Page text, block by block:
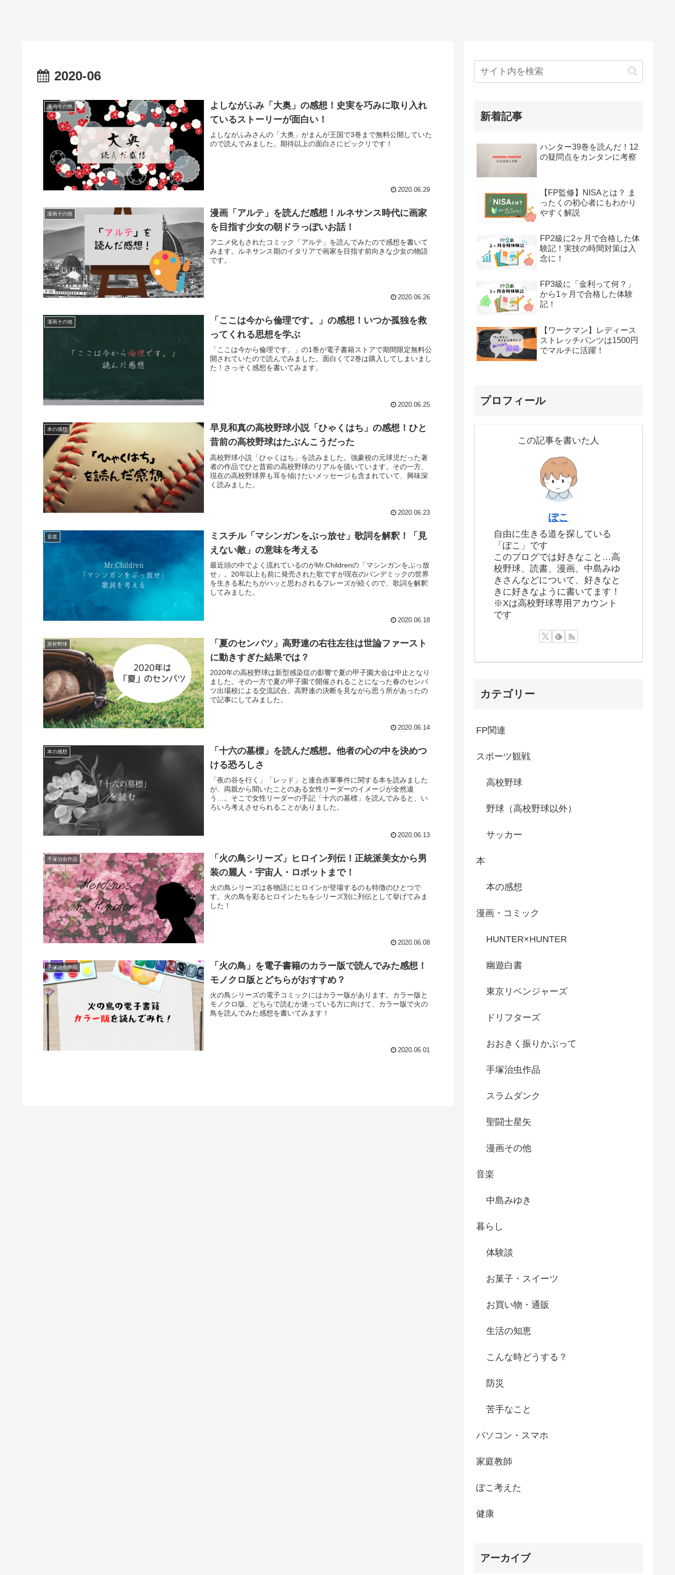
2020-06
漫画その他
よしながふみ「大奥」の感想！史実を巧みに取り入れ
ているストーリーが面白い！
よしながふみさんの「大奥」がまんが王国で3巻まで無料公開していた
ので読んでみました。期待以上の面白さにビックリです！
2020.06.29
漫画その他
漫画「アルテ」を読んだ感想！ルネサンス時代に画家
を目指す少女の朝ドラっぽいお話！
アニメ化もされたコミック「アルテ」を読んでみたので感想を書いて
みます。ルネサンス期のイタリアで画家を目指す前向きな少女の物語
です。
2020.06.26
漫画その他
「ここは今から倫理です。」の感想！いつか孤独を救
ってくれる思想を学ぶ
「ここは今から倫理です。」の1巻が電子書籍ストアで期間限定無料公
開されていたので読んでみました。面白くて2巻は購入してしまいまし
た！さっそく感想を書いてみます。
2020.06.25
本の感想
早見和真の高校野球小説「ひゃくはち」の感想！ひと
昔前の高校野球はたぶんこうだった
高校野球小説「ひゃくはち」を読みました。強豪校の元球児だった著
者の作品でひと昔前の高校野球のリアルを描いています。その一方、
現在の高校野球界も耳を傾けたいメッセージも含まれていて、興味深
く読みました。
2020.06.23
音楽
ミスチル「マシンガンをぶっ放せ」歌詞を解釈！「見
えない敵」の意味を考える
最近頭の中でよく流れているのがMr.Childrenの「マシンガンをぶっ放
せ」。20年以上も前に発売された歌ですが現在のパンデミックの世界
を生きる私たちがハッと思わされるフレーズが続くので、歌詞を解釈
してみました。
2020.06.18
高校野球
「夏のセンバツ」高野連の右往左往は世論ファースト
に動きすぎた結果では？
2020年の高校野球は新型感染症の影響で夏の甲子園大会は中止となり
ました。その一方で夏の甲子園で開催されることになった春のセンバ
ツ出場校による交流試合。高野連の決断を見ながら思う所があったの
で記事にしてみました。
2020.06.14
本の感想
「十六の墓標」を読んだ感想。他者の心の中を決めつ
ける恐ろしさ
「夜の谷を行く」「レッド」と連合赤軍事件に関する本を読みました
が、両親から聞いたことのある女性リーダーのイメージが全然違
う…。そこで女性リーダーの手記「十六の墓標」を読んでみると、い
ろいろ考えさせられることがありました。
2020.06.13
手塚治虫作品
「火の鳥シリーズ」ヒロイン列伝！正統派美女から男
装の麗人・宇宙人・ロボットまで！
火の鳥シリーズは各物語にヒロインが登場するのも特徴のひとつで
す。火の鳥を彩るヒロインたちをシリーズ別に列伝として挙げてみま
した！
2020.06.08
手塚治虫作品
「火の鳥」を電子書籍のカラー版で読んでみた感想！
モノクロ版とどちらがおすすめ？
火の鳥シリーズの電子コミックにはカラー版があります。カラー版と
モノクロ版、どちらで読むか迷っている方に向けて、カラー版で火の
鳥を読んでみた感想を書いてみます！
2020.06.01
新着記事
ハンター39巻を読んだ！12
の疑問点をカンタンに考察
【FP監修】NISAとは？ ま
ったくの初心者にもわかり
やすく解説
FP2級に2ヶ月で合格した体
験記！実技の時間対策は入
念に！
FP3級に「金利って何？」
から1ヶ月で合格した体験
記！
【ワークマン】レディース
ストレッチパンツは1500円
でマルチに活躍！
プロフィール
この記事を書いた人
ぽこ
自由に生きる道を探している
「ぽこ」です
このブログでは好きなこと…高
校野球、読書、漫画、中島みゆ
きさんなどについて、好きなと
きに好きなように書いてます！
※Xは高校野球専用アカウント
です
カテゴリー
FP関連
スポーツ観戦
高校野球
野球（高校野球以外）
サッカー
本
本の感想
漫画・コミック
HUNTER×HUNTER
幽遊白書
東京リベンジャーズ
ドリフターズ
おおきく振りかぶって
手塚治虫作品
スラムダンク
聖闘士星矢
漫画その他
音楽
中島みゆき
暮らし
体験談
お菓子・スイーツ
お買い物・通販
生活の知恵
こんな時どうする？
防災
苦手なこと
パソコン・スマホ
家庭教師
ぽこ考えた
健康
アーカイブ